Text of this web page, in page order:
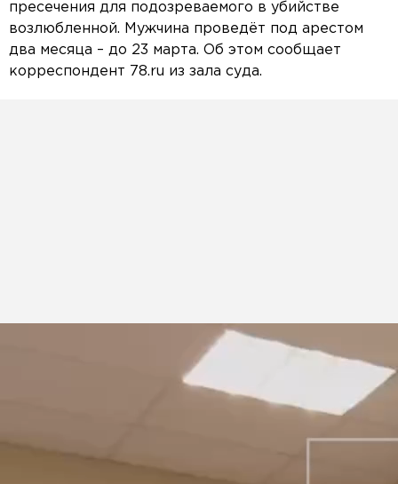
пресечения для подозреваемого в убийстве
возлюбленной. Мужчина проведёт под арестом
два месяца – до 23 марта. Об этом сообщает
корреспондент 78.ru из зала суда.